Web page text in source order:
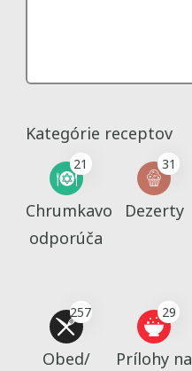
Kategórie receptov
21
Chrumkavo
odporúča
31
Dezerty
257
Obed/
29
Prílohy na